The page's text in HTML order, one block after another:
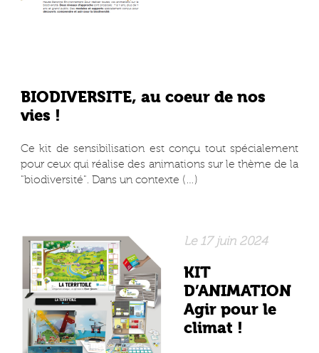
BIODIVERSITE, au coeur de nos
vies !
Ce kit de sensibilisation est conçu tout spécialement
pour ceux qui réalise des animations sur le thème de la
"biodiversité". Dans un contexte (…)
Le 17 juin 2024
KIT
D’ANIMATION
Agir pour le
climat !